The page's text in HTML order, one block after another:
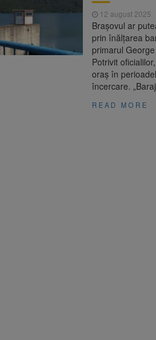
8 august ar
12 august 2025
Brașovul ar
prin înălțarea
primarul
Potrivit
oraș în
încercare.
READ MORE